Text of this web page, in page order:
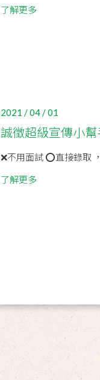
了解更多
2021 / 04 / 01
誠徵超級宣傳小幫
❌不用面試 ⭕直接錄取
了解更多